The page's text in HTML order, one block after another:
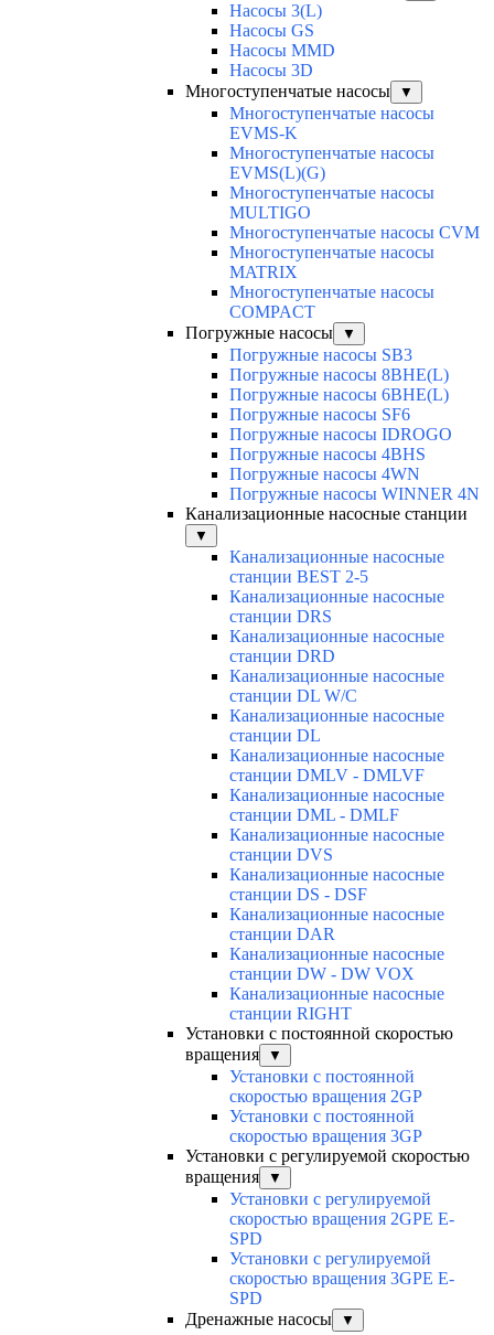
Насосы 3(L)
Насосы GS
Насосы MMD
Насосы 3D
Многоступенчатые насосы
▼
Многоступенчатые насосы
EVMS-K
Многоступенчатые насосы
EVMS(L)(G)
Многоступенчатые насосы
MULTIGO
Многоступенчатые насосы CVM
Многоступенчатые насосы
MATRIX
Многоступенчатые насосы
COMPACT
Погружные насосы
▼
Погружные насосы SB3
Погружные насосы 8BHE(L)
Погружные насосы 6BHE(L)
Погружные насосы SF6
Погружные насосы IDROGO
Погружные насосы 4BHS
Погружные насосы 4WN
Погружные насосы WINNER 4N
Канализационные насосные станции
▼
Канализационные насосные
станции BEST 2-5
Канализационные насосные
станции DRS
Канализационные насосные
станции DRD
Канализационные насосные
станции DL W/C
Канализационные насосные
станции DL
Канализационные насосные
станции DMLV - DMLVF
Канализационные насосные
станции DML - DMLF
Канализационные насосные
станции DVS
Канализационные насосные
станции DS - DSF
Канализационные насосные
станции DAR
Канализационные насосные
станции DW - DW VOX
Канализационные насосные
станции RIGHT
Установки с постоянной скоростью
вращения
▼
Установки с постоянной
скоростью вращения 2GP
Установки с постоянной
скоростью вращения 3GP
Установки с регулируемой скоростью
вращения
▼
Установки с регулируемой
скоростью вращения 2GPE E-
SPD
Установки с регулируемой
скоростью вращения 3GPE E-
SPD
Дренажные насосы
▼